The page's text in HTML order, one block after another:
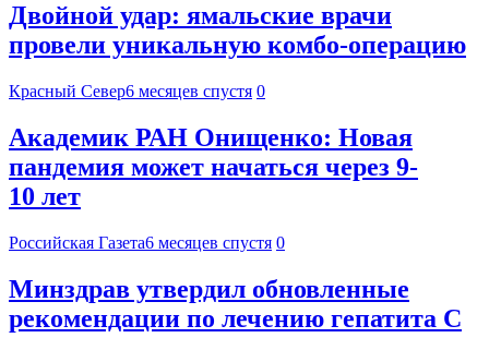
Двойной удар: ямальские врачи
провели уникальную комбо-операцию
Красный Север6 месяцев спустя 0
Академик РАН Онищенко: Новая
пандемия может начаться через 9-
10 лет
Российская Газета6 месяцев спустя 0
Минздрав утвердил обновленные
рекомендации по лечению гепатита С